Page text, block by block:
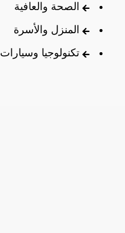
الصحة والعافية
المنزل والأسرة
تكنولوجيا وسيارات